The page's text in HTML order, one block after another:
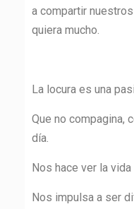
a compartir
quiera mucho.
La locura es una
Que no compagina,
día.
Nos hace ver la
Nos impulsa a ser